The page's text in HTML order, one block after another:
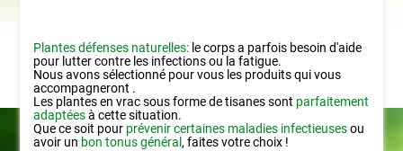
Plantes défenses naturelles: le corps a parfois besoin d'aide
pour lutter contre les infections ou la fatigue.
Nous avons sélectionné pour vous les produits qui vous
accompagneront .
Les plantes en vrac sous forme de tisanes sont parfaitement
adaptéesà cette situation.
Que ce soit pour prévenir certaines maladies infectieusesou
avoir un bon tonus général , faites votre choix !